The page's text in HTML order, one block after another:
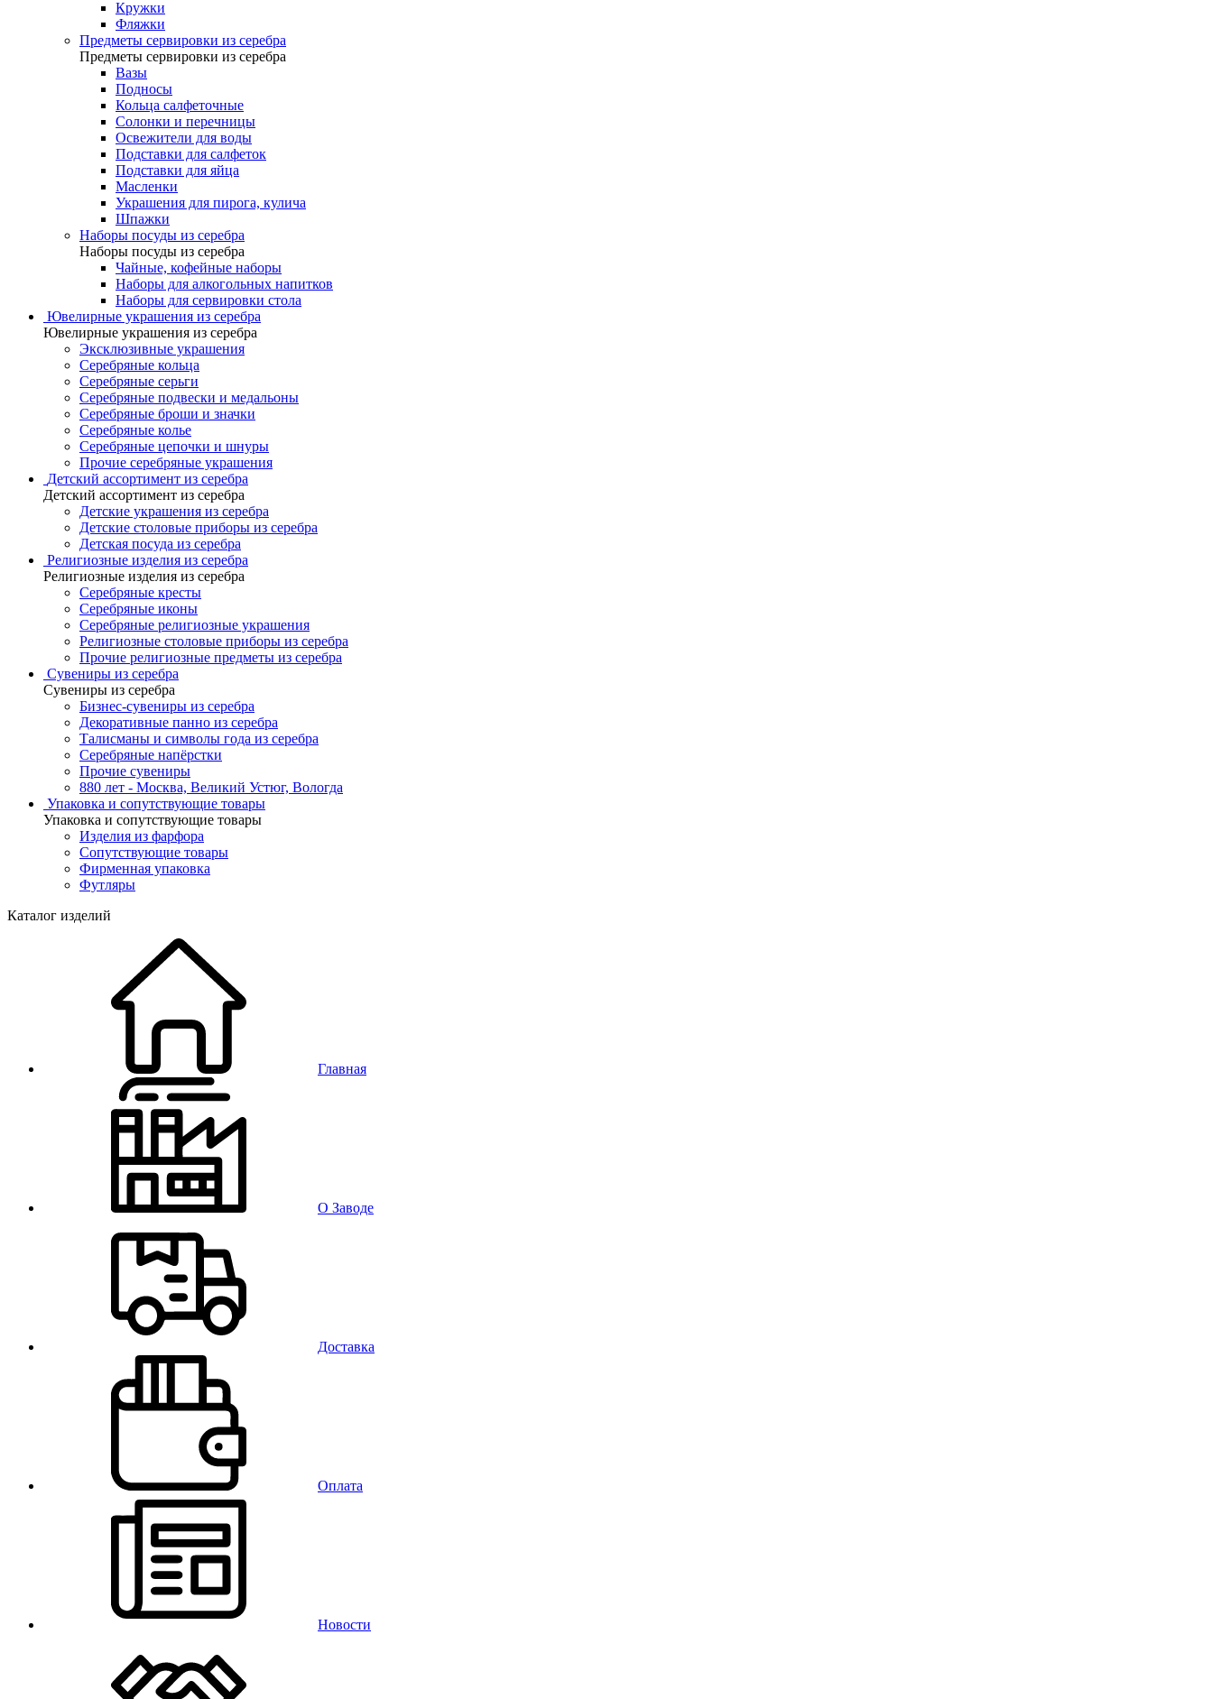
Кружки
Фляжки
Предметы сервировки из серебра
Предметы сервировки из серебра
Вазы
Подносы
Кольца салфеточные
Солонки и перечницы
Освежители для воды
Подставки для салфеток
Подставки для яйца
Масленки
Украшения для пирога, кулича
Шпажки
Наборы посуды из серебра
Наборы посуды из серебра
Чайные, кофейные наборы
Наборы для алкогольных напитков
Наборы для сервировки стола
Ювелирные украшения из серебра
Ювелирные украшения из серебра
Эксклюзивные украшения
Серебряные кольца
Серебряные серьги
Серебряные подвески и медальоны
Серебряные броши и значки
Серебряные колье
Серебряные цепочки и шнуры
Прочие серебряные украшения
Детский ассортимент из серебра
Детский ассортимент из серебра
Детские украшения из серебра
Детские столовые приборы из серебра
Детская посуда из серебра
Религиозные изделия из серебра
Религиозные изделия из серебра
Серебряные кресты
Серебряные иконы
Серебряные религиозные украшения
Религиозные столовые приборы из серебра
Прочие религиозные предметы из серебра
Сувениры из серебра
Сувениры из серебра
Бизнес-сувениры из серебра
Декоративные панно из серебра
Талисманы и символы года из серебра
Серебряные напёрстки
Прочие сувениры
880 лет - Москва, Великий Устюг, Вологда
Упаковка и сопутствующие товары
Упаковка и сопутствующие товары
Изделия из фарфора
Сопутствующие товары
Фирменная упаковка
Футляры
Каталог изделий
Главная
О Заводе
Доставка
Оплата
Новости